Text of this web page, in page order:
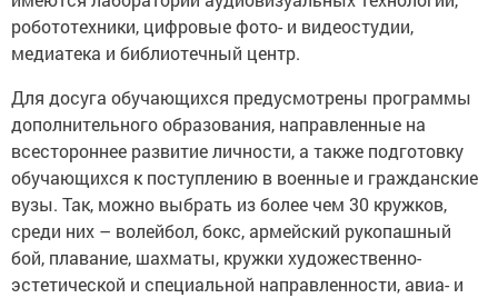
робототехники, цифровые фото- и видеостудии,
медиатека и библиотечный центр.
Для досуга обучающихся предусмотрены программы
дополнительного образования, направленные на
всестороннее развитие личности, а также подготовку
обучающихся к поступлению в военные и гражданские
вузы. Так, можно выбрать из более чем 30 кружков,
среди них – волейбол, бокс, армейский рукопашный
бой, плавание, шахматы, кружки художественно-
эстетической и специальной направленности, авиа- и